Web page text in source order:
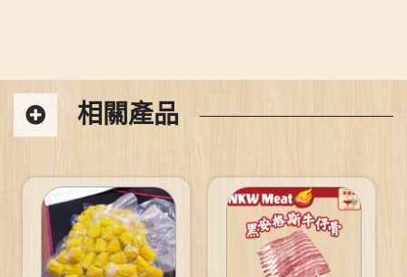
相關產品